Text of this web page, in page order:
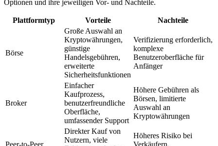
Optionen und ihre jeweiligen Vor- und Nachteile.
Plattformtyp Vorteile Nachteile
Börse
Große Auswahl an
Kryptowährungen,
günstige
Handelsgebühren,
erweiterte
Sicherheitsfunktionen
Verifizierung erforderlich,
komplexe
Benutzeroberfläche für
Anfänger
Broker
Einfacher
Kaufprozess,
benutzerfreundliche
Oberfläche,
umfassender Support
Höhere Gebühren als
Börsen, limitierte
Auswahl an
Kryptowährungen
Direkter Kauf von
Nutzern, viele
Höheres Risiko bei